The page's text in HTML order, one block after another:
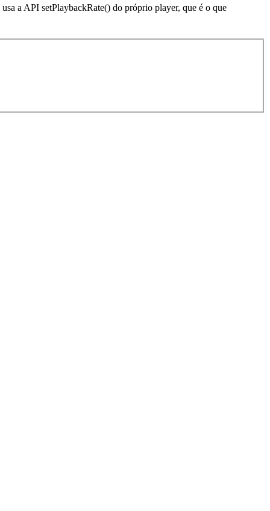
a API setPlaybackRate() do próprio player, que é o que